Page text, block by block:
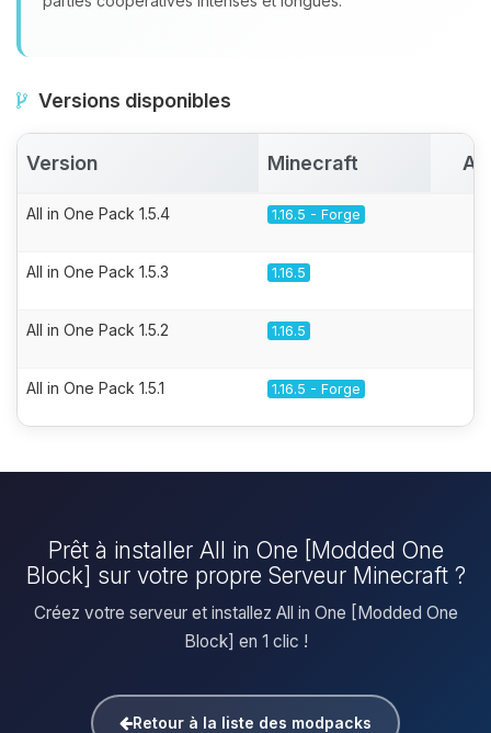
Versions disponibles
Version Minecraft
All in One Pack 1.5.4 1.16.5 - Forge
All in One Pack 1.5.3 1.16.5
All in One Pack 1.5.2 1.16.5
All in One Pack 1.5.1 1.16.5 - Forge
Prêt à installer All in One [Modded One
Block] sur votre propre Serveur Minecraft ?
Créez votre serveur et installez All in One [Modded One
Block] en 1 clic !
Retour à la liste des modpacks